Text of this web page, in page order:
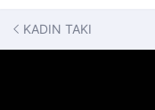
KADIN TAKI